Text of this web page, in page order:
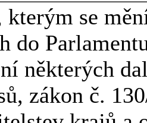
kterým se
do
některých
zákon č.